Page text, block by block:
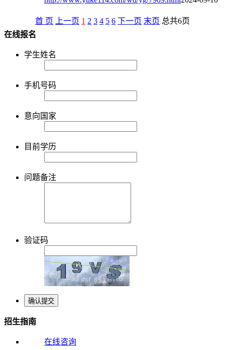
首 页 上一页 1 2 3 4 5 6 下一页 末页 总共6页
在线报名
学生姓名
手机号码
意向国家
目前学历
问题备注
验证码
招生指南
在线咨询